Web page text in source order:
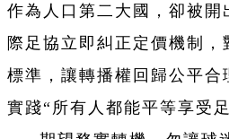
作為人口第二大國，卻被開
際足協立即糾正定價機制，
標準，讓轉播權回歸公平合
實踐“所有人都能平等享受